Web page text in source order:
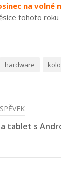
na volné
tohoto roku
hardware kolo
tablet s